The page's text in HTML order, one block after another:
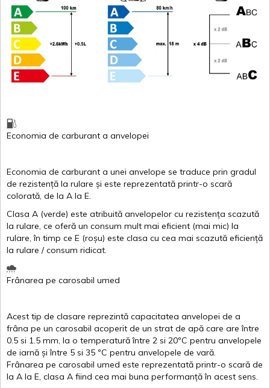
Economia de carburant a anvelopei
Economia de carburant a unei anvelope se traduce prin gradul
de rezistență la rulare și este reprezentată printr-o scară
colorată, de la A la E.
Clasa A (verde) este atribuită anvelopelor cu rezistența scazută
la rulare, ce oferă un consum mult mai eficient (mai mic) la
rulare,în timp ce E (roșu) este clasa cu cea mai scazută eficiență
la rulare /consum ridicat.
Frânarea pe carosabil umed
Acest tip de clasare reprezintă capacitatea anvelopei de a
frâna pe un carosabil acoperit de un strat de apă care areîntre
0.5 si 1.5 mm, la o temperatură între 2 si 20ºC pentru anvelopele
de iarnă și între 5 si 35 ºC pentru anvelopele de vară.
Frânarea pe carosabil umed este reprezentată printr-o scară de
la A la E, clasa A fiind cea mai buna performanță în acest sens.